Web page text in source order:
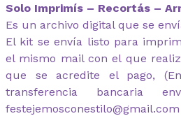
Solo Imprimís – Recortás –
Es un archivo digital que se
El kit se envía listo para
el mismo mail con el que
que se acredite el pago,
transferencia bancaria